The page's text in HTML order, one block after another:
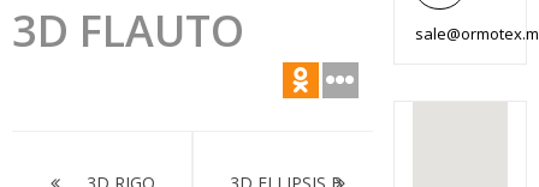
3D FLAUTO